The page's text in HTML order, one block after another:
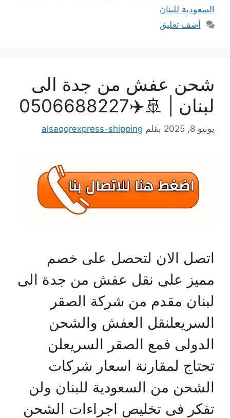
السعودية للبنان
أضف تعليق
شحن عفش من جدة الى
لبنان | 🚢✈️0506688227
يونيو 8, 2025 بقلم alsaqqrexpress-shipping
اتصل الان لتحصل على خصم
مميز على نقل عفش من جدة الى
لبنان مقدم من شركة الصقر
السريعلنقل العفش والشحن
الدولى فمع الصقر السريعلن
تحتاج لمقارنة اسعار شركات
الشحن من السعودية للبنان ولن
تفكر فى تخليص اجراءات الشحن